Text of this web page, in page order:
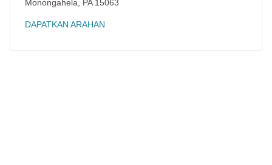
Monongahela
PA15063
DAPATKAN ARAHAN